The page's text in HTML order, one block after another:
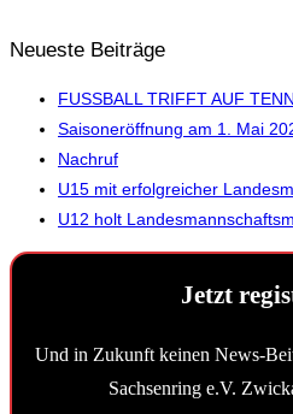
Neueste Beiträge
FUSSBALL TRIFFT AUF
Saisoneröffnung am 1. Mai
Nachruf
U15 mit erfolgreicher
U12 holt
Jetzt
Und in Zukunft keinen News-
Sachsenring e.V.